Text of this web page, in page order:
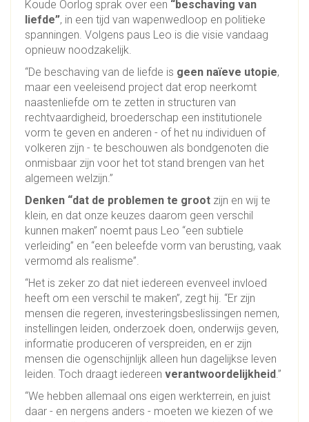
Koude Oorlog sprak over een “beschaving van
liefde”, in een tijd van wapenwedloop en politieke
spanningen. Volgens paus Leo is die visie vandaag
opnieuw noodzakelijk.
“De beschaving van de liefde is geen naïeve utopie,
maar een veeleisend project dat erop neerkomt
naastenliefde om te zetten in structuren van
rechtvaardigheid, broederschap een institutionele
vorm te geven en anderen - of het nu individuen of
volkeren zijn - te beschouwen als bondgenoten die
onmisbaar zijn voor het tot stand brengen van het
algemeen welzijn.”
Denken “dat de problemen te groot zijn en wij te
klein, en dat onze keuzes daarom geen verschil
kunnen maken” noemt paus Leo “een subtiele
verleiding” en “een beleefde vorm van berusting, vaak
vermomd als realisme”.
“Het is zeker zo dat niet iedereen evenveel invloed
heeft om een verschil te maken”, zegt hij. “Er zijn
mensen die regeren, investeringsbeslissingen nemen,
instellingen leiden, onderzoek doen, onderwijs geven,
informatie produceren of verspreiden, en er zijn
mensen die ogenschijnlijk alleen hun dagelijkse leven
leiden. Toch draagt iedereen verantwoordelijkheid.”
“We hebben allemaal ons eigen werkterrein, en juist
daar - en nergens anders - moeten we kiezen of we